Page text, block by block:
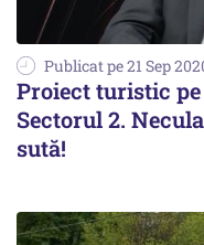
Publicat pe 21 Sep
Proiect turistic
Sectorul 2.
sută!